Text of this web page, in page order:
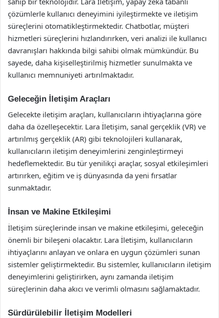
çözümlerle kullanıcı deneyimini iyileştirmekte ve iletişim
süreçlerini otomatikleştirmektedir. Chatbotlar, müşteri
hizmetleri süreçlerini hızlandırırken, veri analizi ile kullanıcı
davranışları hakkında bilgi sahibi olmak mümkündür. Bu
sayede, daha kişiselleştirilmiş hizmetler sunulmakta ve
kullanıcı memnuniyeti artırılmaktadır.
Geleceğin İletişim Araçları
Gelecekte iletişim araçları, kullanıcıların ihtiyaçlarına göre
daha da özelleşecektir. Lara İletişim, sanal gerçeklik (VR) ve
artırılmış gerçeklik (AR) gibi teknolojileri kullanarak,
kullanıcıların iletişim deneyimlerini zenginleştirmeyi
hedeflemektedir. Bu tür yenilikçi araçlar, sosyal etkileşimleri
artırırken, eğitim ve iş dünyasında da yeni fırsatlar
sunmaktadır.
İnsan ve Makine Etkileşimi
İletişim süreçlerinde insan ve makine etkileşimi, geleceğin
önemli bir bileşeni olacaktır. Lara İletişim, kullanıcıların
ihtiyaçlarını anlayan ve onlara en uygun çözümleri sunan
sistemler geliştirmektedir. Bu sistemler, kullanıcıların iletişim
deneyimlerini geliştirirken, aynı zamanda iletişim
süreçlerinin daha akıcı ve verimli olmasını sağlamaktadır.
Sürdürülebilir İletişim Modelleri